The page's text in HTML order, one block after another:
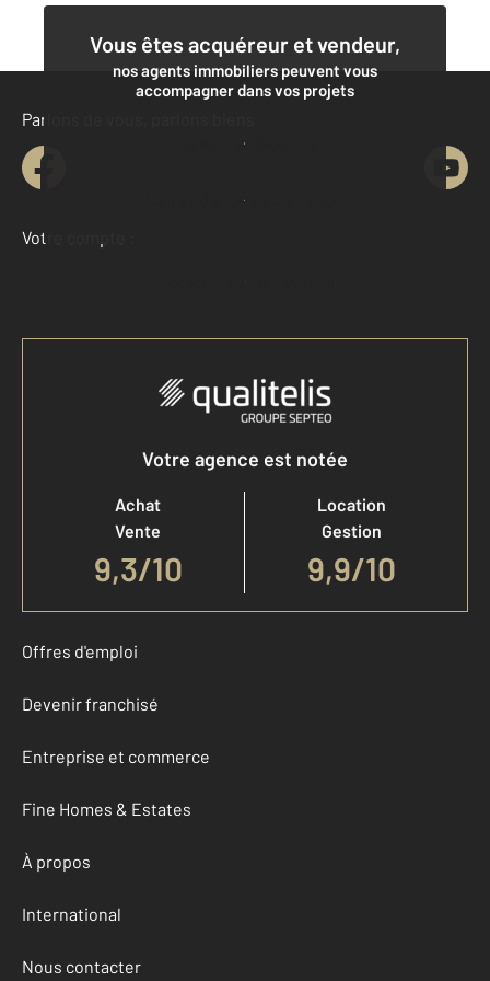
Vous êtes acquéreur et vendeur,
nos agents immobiliers peuvent vous
accompagner dans vos projets
Contacter l'agence
Demander une estimation
Parlons de vous, parlons biens
Votre compte :
Accéder à mon compte
Votre agence est notée
Achat
Vente
9,3/10
Location
Gestion
9,9/10
Offres d'emploi
Devenir franchisé
Entreprise et commerce
Fine Homes & Estates
À propos
International
Nous contacter